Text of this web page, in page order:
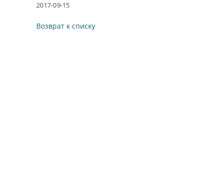
2017-09-15
Возврат к списку